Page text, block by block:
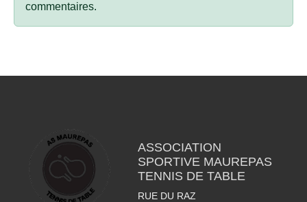
commentaires.
ASSOCIATION
SPORTIVE MAUREPAS
TENNIS DE TABLE
RUE DU RAZ